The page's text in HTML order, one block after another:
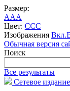
Размер:
AAA
Цвет: CCC
Изображения Вкл.
Обычная версия
Поиск
Все результаты
Сетевое